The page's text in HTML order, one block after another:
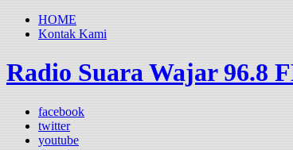
HOME
Kontak Kami
Radio Suara Wajar 96.8
facebook
twitter
youtube